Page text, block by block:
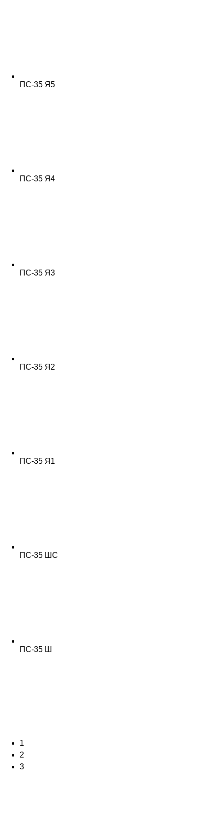
ПС-35 Я5
ПС-35 Я4
ПС-35 Я3
ПС-35 Я2
ПС-35 Я1
ПС-35 ШС
ПС-35 Ш
1
2
3